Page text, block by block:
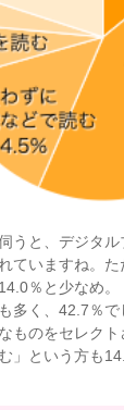
うと、デジタル
ていますね。
％と少なめ
多く、42.7％
ものをセレクト
」という方も